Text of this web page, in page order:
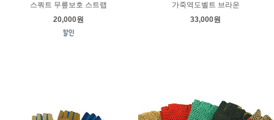
스쿼트 무릎보호 스트랩
20,000원
가죽역도벨트 브라운
33,000원